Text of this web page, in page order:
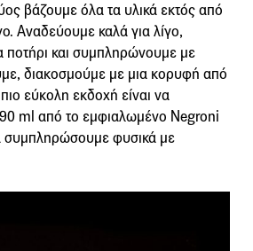
βάζουμε όλα τα υλικά εκτός από
Αναδεύουμε καλά για λίγο,
και συμπληρώνουμε με
διακοσμούμε με μια κορυφή από
εύκολη εκδοχή είναι να
ml από το εμφιαλωμένο Negroni
συμπληρώσουμε φυσικά με